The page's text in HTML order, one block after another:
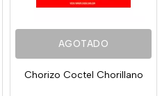
AGOTADO
Chorizo Coctel Chorillano